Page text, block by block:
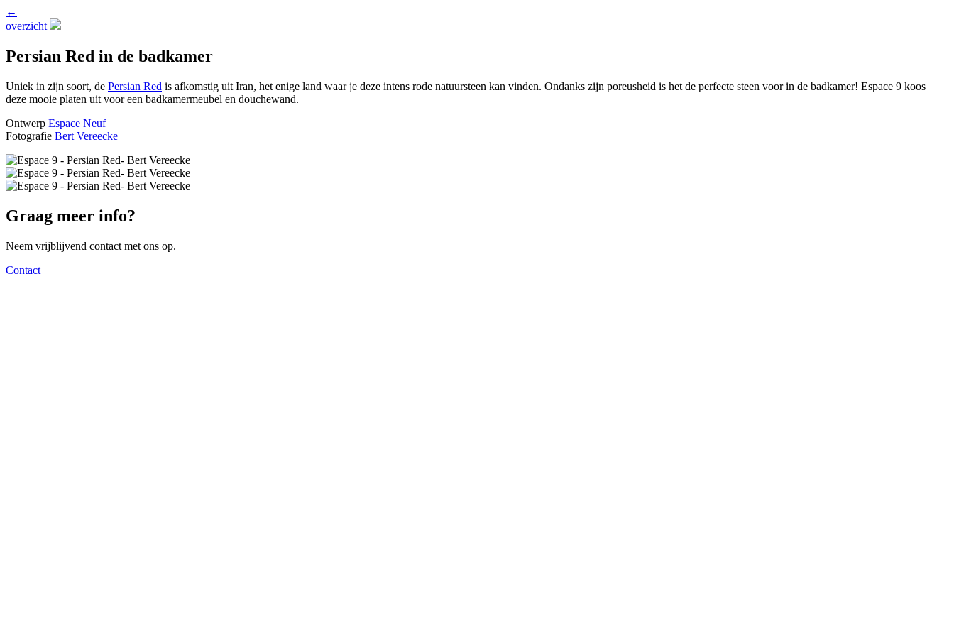
←
overzicht
Persian Red in de badkamer
Uniek in zijn soort, de Persian Red is afkomstig uit Iran, het enige land waar je deze intens rode natuursteen kan vinden. Ondanks zijn poreusheid is het de perfecte steen voor in de badkamer! Espace 9 koos
deze mooie platen uit voor een badkamermeubel en douchewand.
Ontwerp Espace Neuf
Fotografie Bert Vereecke
Graag meer info?
Neem vrijblijvend contact met ons op.
Contact